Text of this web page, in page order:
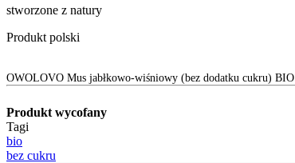
stworzone z natury
Produkt polski
OWOLOVO Mus jabłkowo-wiśniowy (bez dodatku cukru) BIO
Produkt wycofany
Tagi
bio
bez cukru